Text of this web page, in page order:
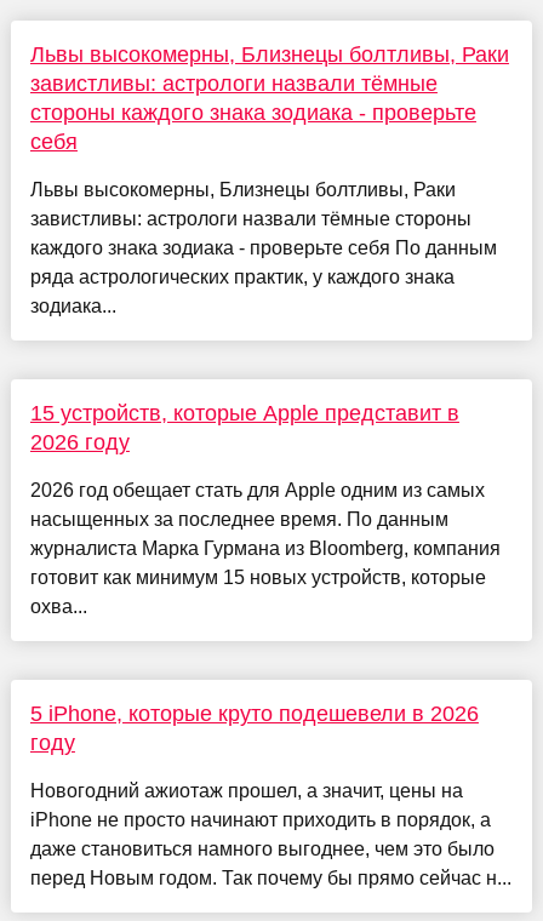
Львы высокомерны, Близнецы болтливы, Раки
завистливы: астрологи назвали тёмные
стороны каждого знака зодиака - проверьте
себя
Львы высокомерны, Близнецы болтливы, Раки
завистливы: астрологи назвали тёмные стороны
каждого знака зодиака - проверьте себя По данным
ряда астрологических практик, у каждого знака
зодиака...
15 устройств, которые Apple представит в
2026 году
2026 год обещает стать для Apple одним из самых
насыщенных за последнее время. По данным
журналиста Марка Гурмана из Bloomberg, компания
готовит как минимум 15 новых устройств, которые
охва...
5 iPhone, которые круто подешевели в 2026
году
Новогодний ажиотаж прошел, а значит, цены на
iPhone не просто начинают приходить в порядок, а
даже становиться намного выгоднее, чем это было
перед Новым годом. Так почему бы прямо сейчас н...